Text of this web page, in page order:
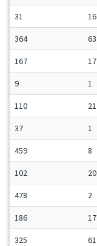
31 16
364 63
167 17
9 1
110 21
37 1
459 8
102 20
478 2
186 17
325 61